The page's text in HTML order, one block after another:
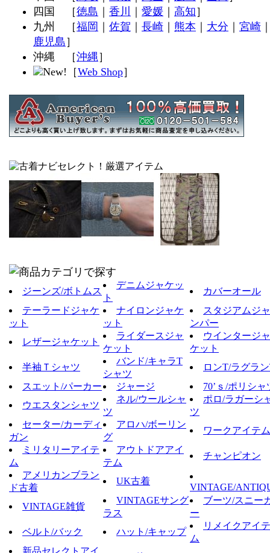
四国 ［徳島 香川 愛媛 高知］
九州 ［福岡 佐賀 長崎 熊本 大分 宮崎
鹿児島 ］
沖縄 ［沖縄］
［Web Shop］
ジーンズ/ボトムス
デニムジャケッ
ト
カバーオール
テーラードジャケ
ット
ナイロンジャケ
ット
スタジアムジャ
ンパー
レザージャケット
ライダースジャ
ケット
ウインタージャ
ケット
半袖Ｔシャツ
バンド/キャラT
シャツ
ロンT/ラグラ
スエット/パーカー
ジャージ
70’ｓ/ポリシャ
ウエスタンシャツ
ネル/ウールシャ
ツ
ポロ/ラガーシ
ツ
セーター/カーディ
ガン
アロハ/ボーリン
グ
ワークアイテム
ミリタリーアイテ
ム
アウトドアアイ
テム
チャンピオン
アメリカンブラン
ド古着
UK古着
VINTAGE/
VINTAGE雑貨
VINTAGEサング
ラス
ブーツ/スニー
ー
ベルト/バック
ハット/キャップ
リメイクアイテ
ム
新品セレクトアイ